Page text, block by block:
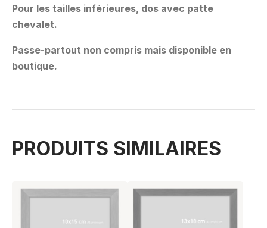
Pour les tailles inférieures, dos avec patte
chevalet.
Passe-partout non compris mais disponible en
boutique.
PRODUITS SIMILAIRES